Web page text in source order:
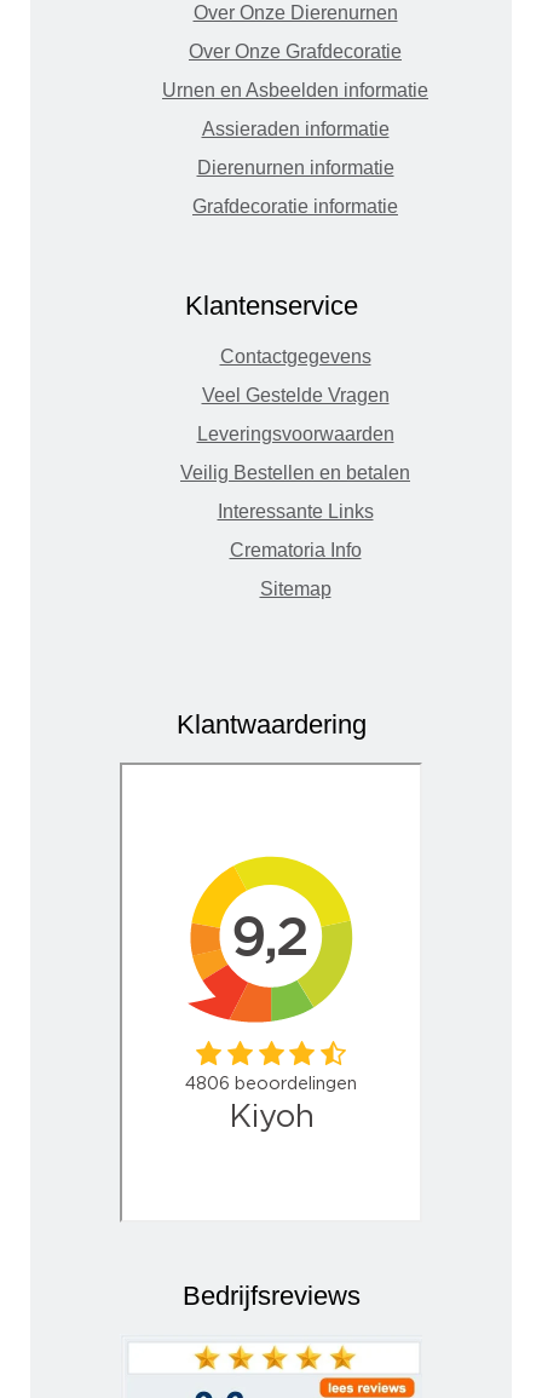
Over Onze Dierenurnen
Over Onze Grafdecoratie
Urnen en Asbeelden informatie
Assieraden informatie
Dierenurnen informatie
Grafdecoratie informatie
Klantenservice
Contactgegevens
Veel Gestelde Vragen
Leveringsvoorwaarden
Veilig Bestellen en betalen
Interessante Links
Crematoria Info
Sitemap
Klantwaardering
Bedrijfsreviews